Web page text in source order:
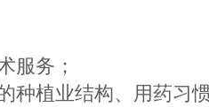
服务；
种植业结构、用药习